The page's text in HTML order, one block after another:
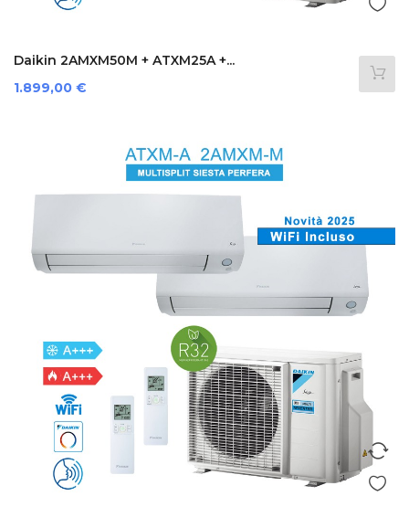
Daikin 2AMXM50M + ATXM25A +...
Prezzo
1.899,00 €